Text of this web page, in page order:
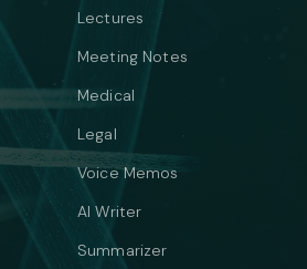
Lectures
Meeting Notes
Medical
Legal
Voice Memos
AI Writer
Summarizer